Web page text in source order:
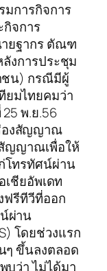
การกิจการ
กิจการ
ยฐากร ตัณฑ
งการประชุม
ชน) กรณีมีผู้
มไทยคมว่า
พ.ย.56
องสัญญาณ
สัญญาณเพื่อให้
โทรทัศน์ผ่าน
เชียอัพเดท
ฟรีทีวีที่ออก
ผ่าน
โดยช่วงแรก
ๆ ขึ้นลงตลอด
บว่า ไม่ได้มา